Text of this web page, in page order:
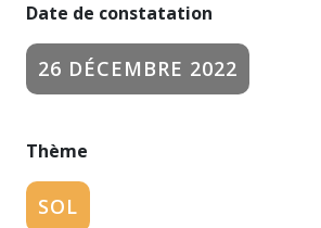
Date de constatation
26 DÉCEMBRE 2022
Thème
SOL